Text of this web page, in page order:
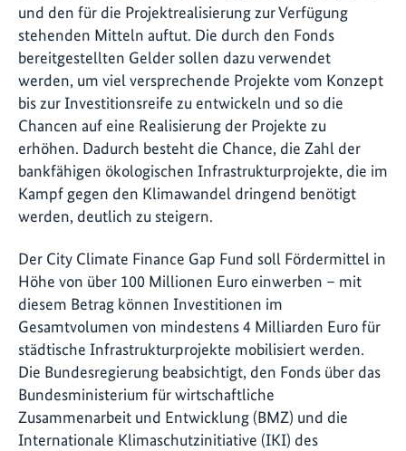
und den für die Projektrealisierung zur Verfügung
stehenden Mitteln auftut. Die durch den Fonds
bereitgestellten Gelder sollen dazu verwendet
werden, um viel versprechende Projekte vom Konzept
bis zur Investitionsreife zu entwickeln und so die
Chancen auf eine Realisierung der Projekte zu
erhöhen. Dadurch besteht die Chance, die Zahl der
bankfähigen ökologischen Infrastrukturprojekte, die im
Kampf gegen den Klimawandel dringend benötigt
werden, deutlich zu steigern.
Der City Climate Finance Gap Fund soll Fördermittel in
Höhe von über 100 Millionen Euro einwerben – mit
diesem Betrag können Investitionen im
Gesamtvolumen von mindestens 4 Milliarden Euro für
städtische Infrastrukturprojekte mobilisiert werden.
Die Bundesregierung beabsichtigt, den Fonds über das
Bundesministerium für wirtschaftliche
Zusammenarbeit und Entwicklung (BMZ) und die
Internationale Klimaschutzinitiative (IKI) des